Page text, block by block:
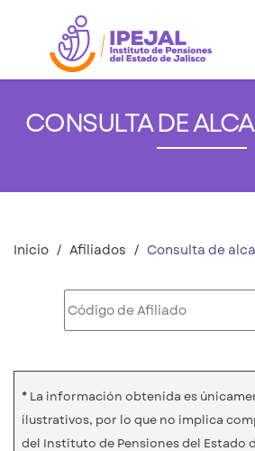
CONSULTA DE
Inicio Afiliados Consulta de
* La información obtenida es
ilustrativos, por lo que no implica
del Instituto de Pensiones del Estado